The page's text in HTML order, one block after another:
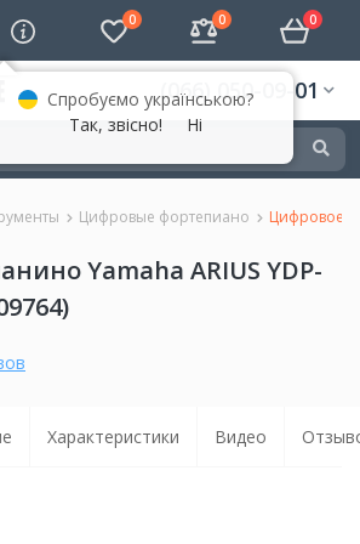
0 0 0
(066) 050-09-01
Цифровые фортепиано Цифровое
Yamaha ARIUS YDP-
Характеристики Видео
Спробуємо українською?
Так, звісно!
Ні